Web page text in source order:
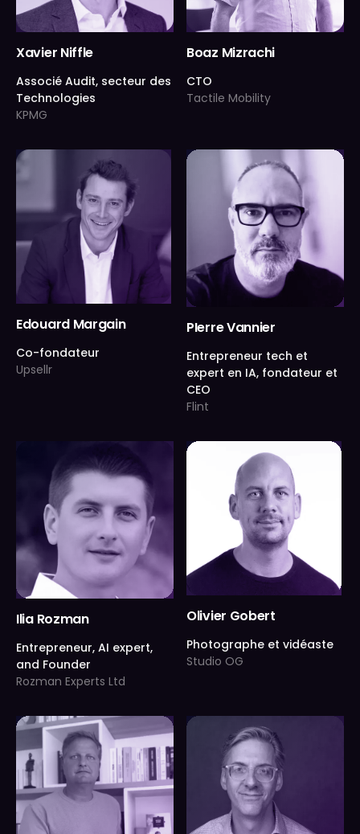
Xavier Niffle
Associé Audit, secteur des
Technologies
KPMG
Boaz Mizrachi
CTO
Tactile Mobility
Edouard Margain
Co-fondateur
Upsellr
PIerre Vannier
Entrepreneur tech et
expert en IA, fondateur et
CEO
Flint
Ilia Rozman
Entrepreneur, AI expert,
and Founder
Rozman Experts Ltd
Olivier Gobert
Photographe et vidéaste
Studio OG